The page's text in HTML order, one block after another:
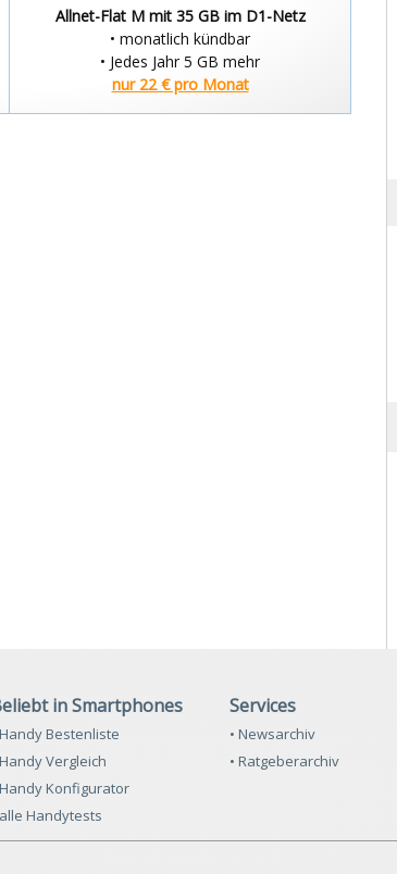
Allnet-Flat M mit 35 GB im D1-Netz
• monatlich kündbar
• Jedes Jahr 5 GB mehr
nur 22 € pro Monat
in Smartphones
Handy Bestenliste
Vergleich
Handy Konfigurator
alle Handytests
Services
• Newsarchiv
• Ratgeberarchiv